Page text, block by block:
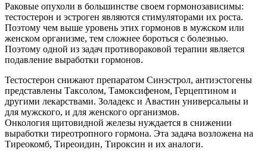
Раковые опухоли в большинстве своем гормонозависимы:
тестостерон и эстроген являются стимуляторами их роста.
Поэтому чем выше уровень этих гормонов в мужском или
женском организме, тем сложнее бороться с болезнью.
Поэтому одной из задач противораковой терапии является
подавление выработки гормонов.
Тестостерон снижают препаратом Синэстрол, антиэстогены
представлены Таксолом, Тамоксифеном, Герцептином и
другими лекарствами. Золадекс и Авастин универсальны и
для мужского, и для женского организмов.
Онкология щитовидной железы нуждается в снижении
выработки тиреотропного гормона. Эта задача возложена на
Тиреокомб, Тиреоидин, Тироксин и их аналоги.